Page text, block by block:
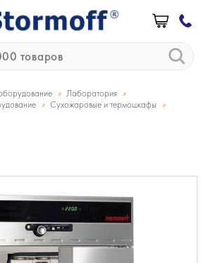
» Лаборатория »
» Сухожаровые и термошкафы »